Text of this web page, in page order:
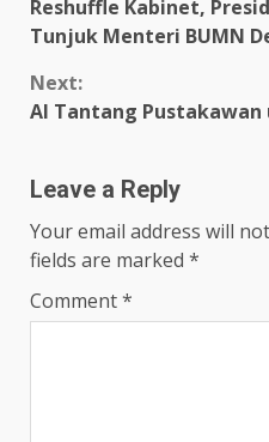
Reading
Reshuffle Kabinet,
Tunjuk Menteri BUMN
Next:
AI Tantang
Leave a Reply
Your email address will
fields are marked *
Comment*